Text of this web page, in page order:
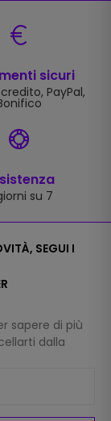
sicuri
PayPal,
su 7
SEGUI I
sapere di più
dalla